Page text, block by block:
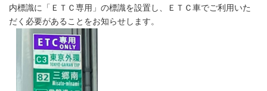
内標識に「ＥＴＣ専用」の標識を設置し、ＥＴＣ車でご利用いた
だく必要があることをお知らせします。